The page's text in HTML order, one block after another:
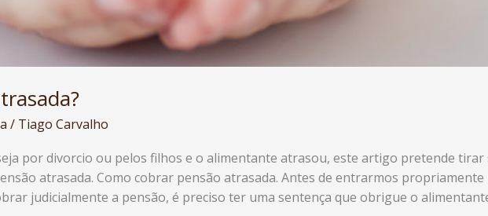
/ Tiago Carvalho
por divorcio ou pelos filhos e o alimentante atrasou, este artigo pretende tirar
atrasada. Como cobrar pensão atrasada. Antes de entrarmos propriamente
judicialmente a pensão, é preciso ter uma sentença que obrigue o